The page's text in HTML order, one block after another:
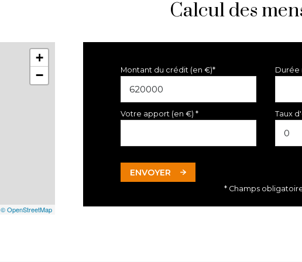
+
−
© OpenStreetMap
Calcul des
Montant du crédit (en €)* Durée
Votre apport (en €) * Taux
ENVOYER
* Champs